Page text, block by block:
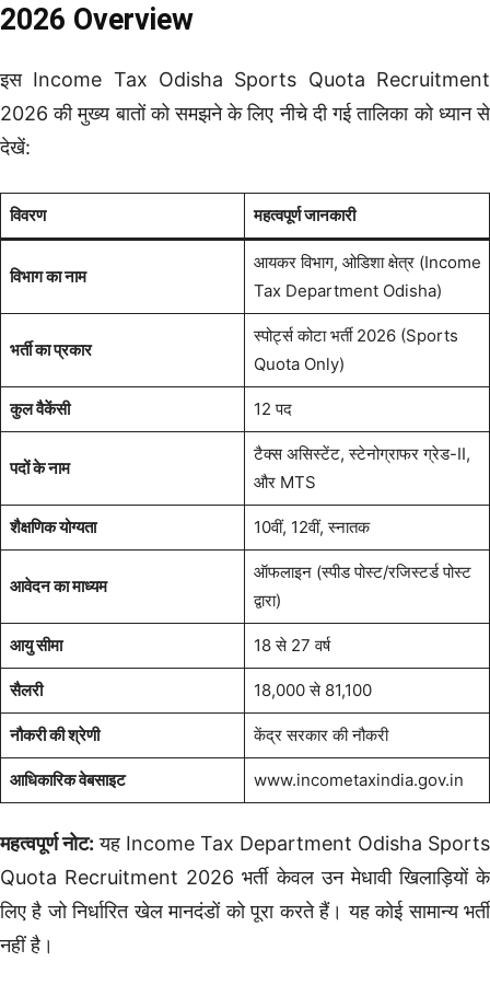
2026 Overview
इस Income Tax Odisha Sports Quota Recruitment
2026 की मुख्य बातों को समझने के लिए नीचे दी गई तालिका को ध्यान से
देखें:
विवरण महत्वपूर्ण जानकारी
विभाग का नाम
आयकर विभाग, ओडिशा क्षेत्र (Income
Tax Department Odisha)
भर्ती का प्रकार
स्पोर्ट्स कोटा भर्ती 2026 (Sports
Quota Only)
कुल वैकेंसी 12 पद
पदों के नाम
टैक्स असिस्टेंट, स्टेनोग्राफर ग्रेड-II,
और MTS
शैक्षणिक योग्यता 10वीं, 12वीं, स्नातक
आवेदन का माध्यम
ऑफलाइन (स्पीड पोस्ट/रजिस्टर्ड पोस्ट
द्वारा)
आयु सीमा 18 से 27 वर्ष
सैलरी 18,000 से 81,100
नौकरी की श्रेणी केंद्र सरकार की नौकरी
आधिकारिक वेबसाइट www.incometaxindia.gov.in
महत्वपूर्ण नोट: यह Income Tax Department Odisha Sports
Quota Recruitment 2026 भर्ती केवल उन मेधावी खिलाड़ियों के
लिए है जो निर्धारित खेल मानदंडों को पूरा करते हैं। यह कोई सामान्य भर्ती
नहीं है।